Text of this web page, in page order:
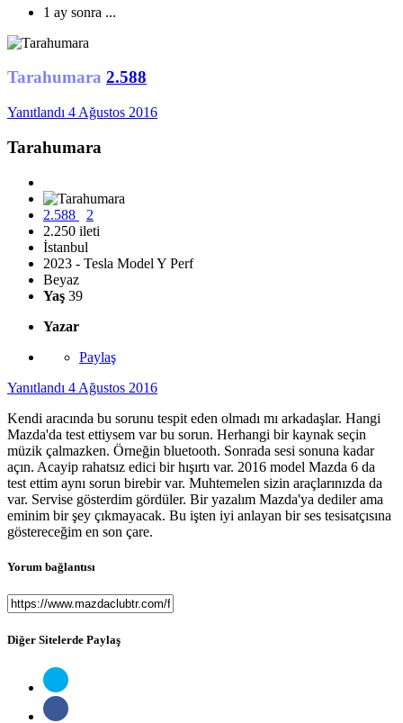
1 ay sonra ...
Tarahumara 2.588
Yanıtlandı 4 Ağustos 2016
Tarahumara
2.588
2
2.250 ileti
İstanbul
2023 - Tesla Model Y Perf
Beyaz
Yaş 39
Yazar
Paylaş
Yanıtlandı 4 Ağustos 2016
Kendi aracında bu sorunu tespit eden olmadı mı arkadaşlar. Hangi
Mazda'da test ettiysem var bu sorun. Herhangi bir kaynak seçin
müzik çalmazken. Örneğin bluetooth. Sonrada sesi sonuna kadar
açın. Acayip rahatsız edici bir hışırtı var. 2016 model Mazda 6 da
test ettim aynı sorun birebir var. Muhtemelen sizin araçlarınızda da
var. Servise gösterdim gördüler. Bir yazalım Mazda'ya dediler ama
eminim bir şey çıkmayacak. Bu işten iyi anlayan bir ses tesisatçısına
göstereceğim en son çare.
Yorum bağlantısı
Diğer Sitelerde Paylaş